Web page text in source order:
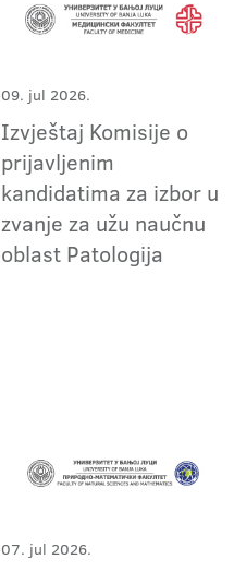
09. jul 2026.
Izvještaj Komisije o
prijavljenim
kandidatima za izbor u
zvanje za užu naučnu
oblast Patologija
07. jul 2026.